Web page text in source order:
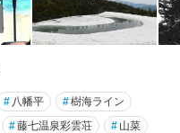
# 八幡平 #樹海ライン
#藤七温泉彩雲荘 # 山菜